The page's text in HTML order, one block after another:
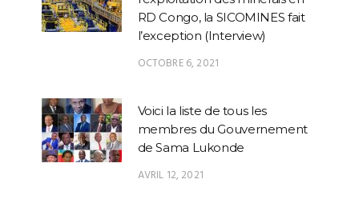
l’exception (Interview)
OCTOBRE 6, 2021
AVRIL 12, 2021